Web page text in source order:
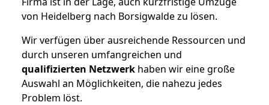
von Heidelberg nach Borsigwalde zu lösen.
Wir verfügen über ausreichende Ressourcen und
durch unseren umfangreichen und
qualifizierten Netzwerk haben wir eine große
Auswahl an Möglichkeiten, die nahezu jedes
Problem löst.